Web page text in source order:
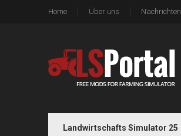
Home Über uns Nachrichten
Landwirtschafts Simulator 25